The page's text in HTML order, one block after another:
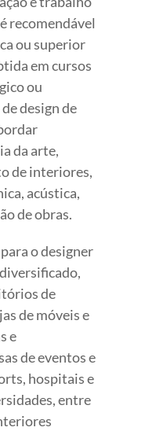
recomendável
ou superior
em cursos
ou
design de
da arte,
de interiores,
acústica,
de obras.
o designer
de
de móveis e
e
de eventos e
hospitais e
entre